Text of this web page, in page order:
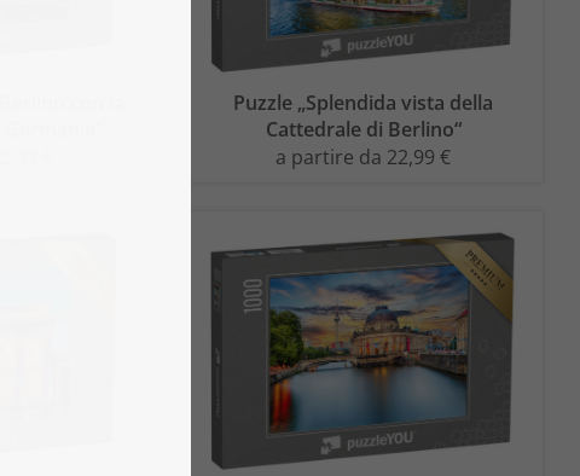
Puzzle „Splendida vista della
Cattedrale di Berlino“
a partire da 22,99 €